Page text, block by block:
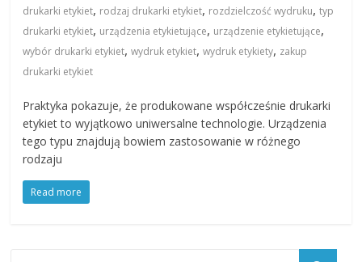
drukarki etykiet, rodzaj drukarki etykiet, rozdzielczość wydruku,typ
drukarki etykiet, urządzenia etykietujące, urządzenie etykietujące,
wybór drukarki etykiet,wydruk etykiet,wydruk etykiety, zakup
drukarki etykiet
Praktyka pokazuje, że produkowane współcześnie drukarki
etykiet to wyjątkowo uniwersalne technologie. Urządzenia
tego typu znajdują bowiem zastosowanie w różnego
rodzaju
Read more